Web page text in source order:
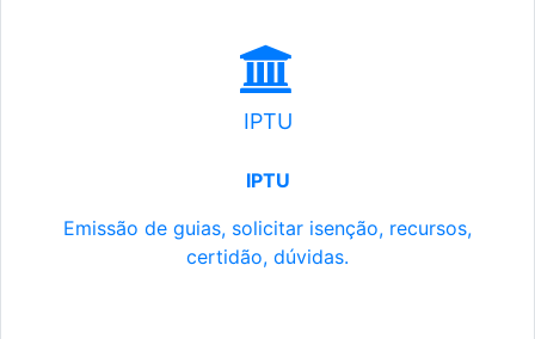
IPTU
IPTU
Emissão de guias, solicitar isenção, recursos,
certidão, dúvidas.